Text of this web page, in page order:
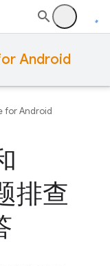
Android
for Android
排查